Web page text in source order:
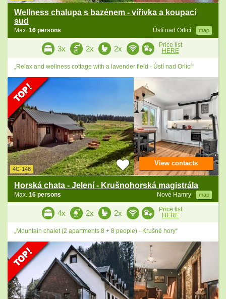
Wellness chalupa s bazénem - vířivka a koupací
sud
Ústí nad Orlicí map
Max. 16 persons
3x 2x 2x
Price list
HERE
„Relax and wellness cottage with a lavender field - Ústí nad Orlicí“
4C-148
Horská chata - Jelení - Krušnohorská magistrála
Nové Hamry map
Max. 16 persons
View contacts
4x 2x 2x
Price list
HERE
„Mountain chalet (2 apartments 8 + 8 people) - Krušné hory“